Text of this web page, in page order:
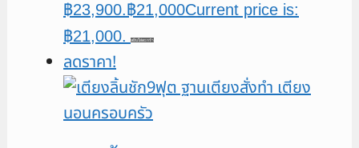
฿23,900.฿21,000Current price is:
฿21,000.
หยิบใส่ตะกร้า
ลดราคา!